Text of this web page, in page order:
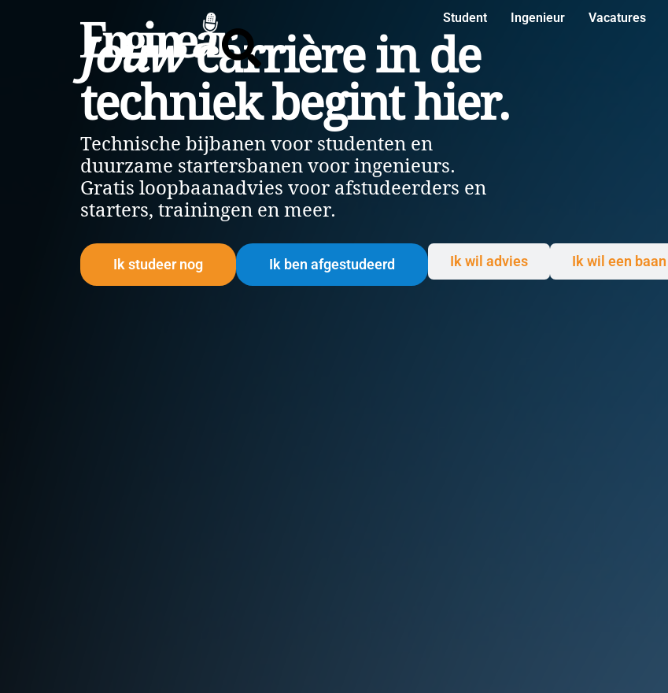
Student Ingenieur Vacatures
Home
Jouwcarrière in de
techniek begint hier.
Technische bijbanen voor studenten en
duurzame startersbanen voor ingenieurs.
Gratis loopbaanadvies voor afstudeerders en
starters, trainingen en meer.
Ik studeer nog Ik ben afgestudeerd Ik wil advies Ik wil een baan